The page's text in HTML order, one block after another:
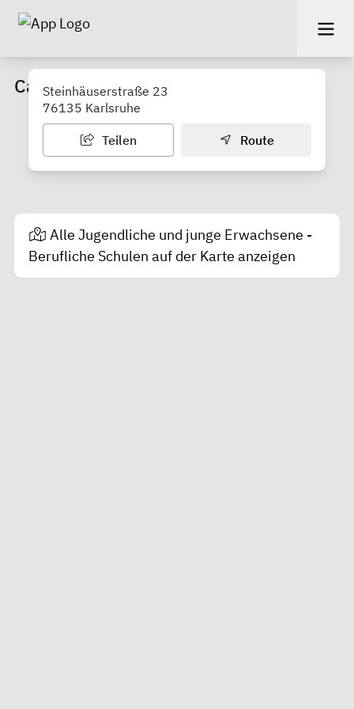
Carl-Engler Schule
Steinhäuserstraße 23
76135 Karlsruhe
Teilen Route
Alle Jugendliche und junge Erwachsene -
Berufliche Schulen auf der Karte anzeigen